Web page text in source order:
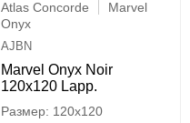
Atlas Concorde
Marvel
Onyx
AJBN
Marvel Onyx Noir
120x120 Lapp.
120x120